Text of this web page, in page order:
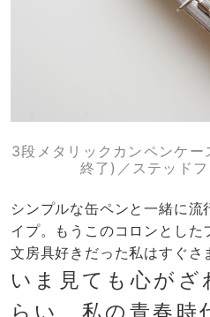
3段メタリックカンペンケ
終了)／ステッド
シンプルな缶ペンと一緒に
イプ。もうこのコロンとした
文房具好きだった私はすぐ
いま見ても心がざ
らい、私の青春時